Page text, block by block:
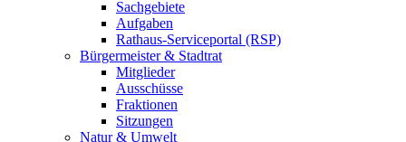
Sachgebiete
Aufgaben
Rathaus-Serviceportal (RSP)
Bürgermeister & Stadtrat
Mitglieder
Ausschüsse
Fraktionen
Sitzungen
Natur & Umwelt